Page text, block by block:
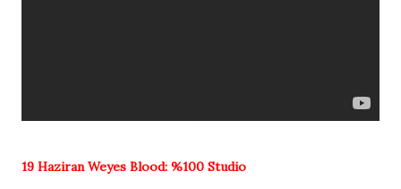
19 HaziranWeyes Blood: %100 Studio